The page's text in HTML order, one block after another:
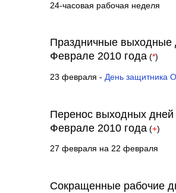
24-часовая рабочая неделя
Праздничные выходные
Феврале 2010 года (*)
23 февраля - День защитника
Перенос выходных дней
Феврале 2010 года (+)
27 февраля на 22 февраля
Сокращенные рабочие